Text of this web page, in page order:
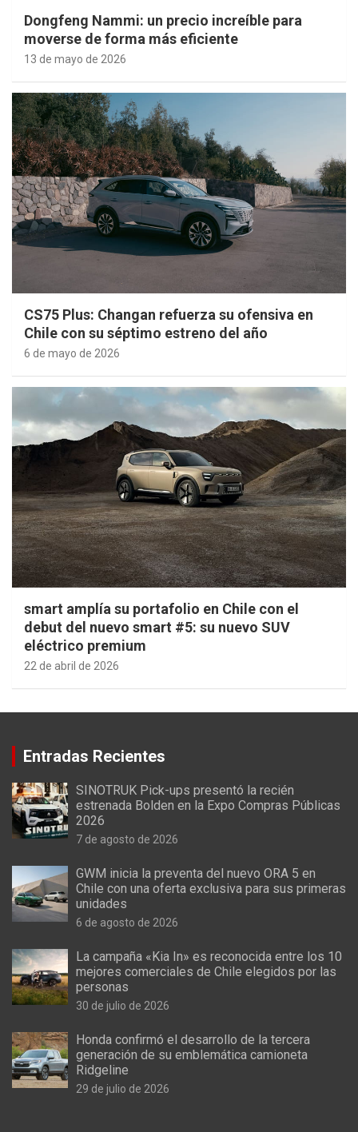
Dongfeng Nammi: un precio increíble para
moverse de forma más eficiente
13 de mayo de 2026
CS75 Plus: Changan refuerza su ofensiva en
Chile con su séptimo estreno del año
6 de mayo de 2026
smart amplía su portafolio en Chile con el
debut del nuevo smart #5: su nuevo SUV
eléctrico premium
22 de abril de 2026
Entradas Recientes
SINOTRUK Pick-ups presentó la recién
estrenada Bolden en la Expo Compras Públicas
2026
7 de agosto de 2026
GWM inicia la preventa del nuevo ORA 5 en
Chile con una oferta exclusiva para sus primeras
unidades
6 de agosto de 2026
La campaña «Kia In» es reconocida entre los 10
mejores comerciales de Chile elegidos por las
personas
30 de julio de 2026
Honda confirmó el desarrollo de la tercera
generación de su emblemática camioneta
Ridgeline
29 de julio de 2026